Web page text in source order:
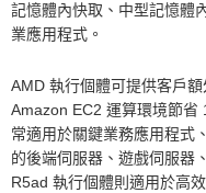
記憶體內快取、中型記憶體
業應用程式。
AMD 執行個體可提供客戶
Amazon EC2 運算環境節
常適用於關鍵業務應用程式
的後端伺服器、遊戲伺服器
R5ad 執行個體則適用於高